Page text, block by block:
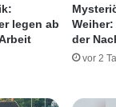
legen ab
der
vor 2